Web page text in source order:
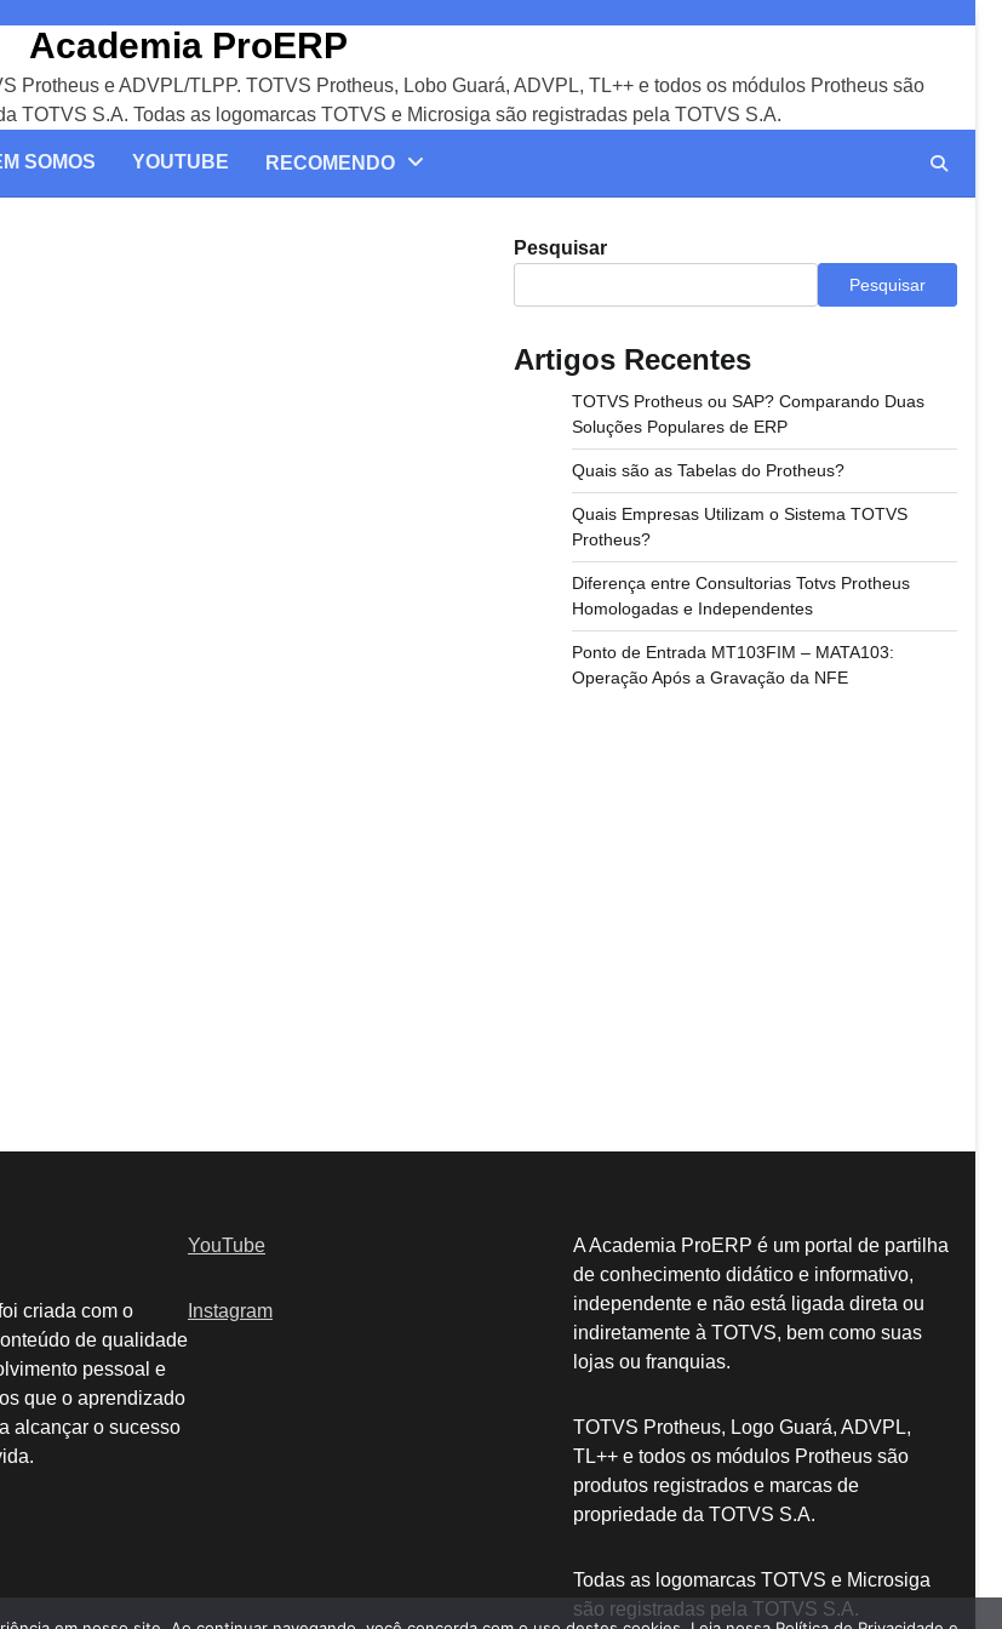
Academia ProERP
Protheus e ADVPL/TLPP. TOTVS Protheus, Lobo Guará, ADVPL, TL++ e todos os módulos Protheus são
TOTVS S.A. Todas as logomarcas TOTVS e Microsiga são registradas pela TOTVS S.A.
SOMOS YOUTUBE RECOMENDO
Pesquisar
Pesquisar
Artigos Recentes
TOTVS Protheus ou SAP? Comparando Duas
Soluções Populares de ERP
Quais são as Tabelas do Protheus?
Quais Empresas Utilizam o Sistema TOTVS
Protheus?
Diferença entre Consultorias Totvs Protheus
Homologadas e Independentes
Ponto de Entrada MT103FIM – MATA103:
Operação Após a Gravação da NFE
criada com o
de qualidade
pessoal e
que o aprendizado
alcançar o sucesso
YouTube
Instagram
A Academia ProERP é um portal de partilha
de conhecimento didático e informativo,
independente e não está ligada direta ou
indiretamente à TOTVS, bem como suas
lojas ou franquias.
TOTVS Protheus, Logo Guará, ADVPL,
TL++ e todos os módulos Protheus são
produtos registrados e marcas de
propriedade da TOTVS S.A.
Todas as logomarcas TOTVS e Microsiga
são registradas pela TOTVS S.A.